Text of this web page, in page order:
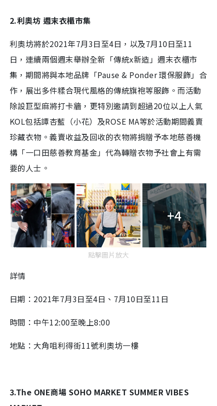
2.利奧坊 週末衣櫃市集
利奧坊將於2021年7月3日至4日，以及7月10日至11
日，連續兩個週末舉辦全新「傳統x新造」週末衣櫃市
集，期間將與本地品牌「Pause & Ponder 環保服飾」合
作，展出多件糅合現代風格的傳統旗袍等服飾。而活動
除設巨型麻將打卡牆，更特別邀請到超過20位以上人氣
KOL包括譚杏藍（小花）及ROSE MA等於活動期間義賣
珍藏衣物。義賣收益及回收的衣物將捐贈予本地慈善機
構「一口田慈善教育基金」代為轉贈衣物予社會上有需
要的人士。
+4
點擊圖片放大
詳情
日期：2021年7月3日至4日、7月10日至11日
時間：中午12:00至晚上8:00
地點：大角咀利得街11號利奧坊一樓
3.The ONE商場 SOHO MARKET SUMMER VIBES